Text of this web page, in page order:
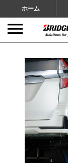
ホーム